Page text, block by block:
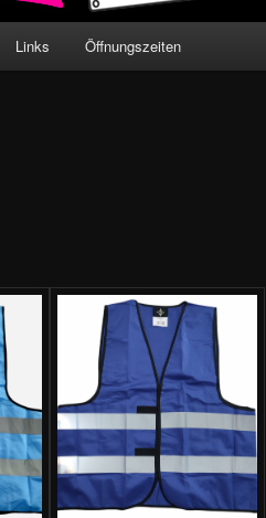
Links Öffnungszeiten